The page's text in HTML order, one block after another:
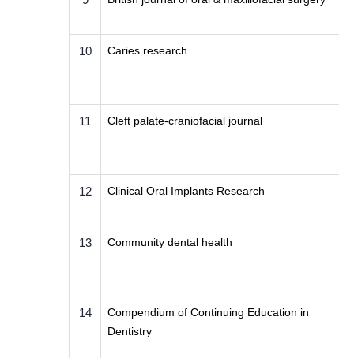
10 Caries research
11 Cleft palate-craniofacial journal
12 Clinical Oral Implants Research
13 Community dental health
14
Compendium of Continuing Education in
Dentistry